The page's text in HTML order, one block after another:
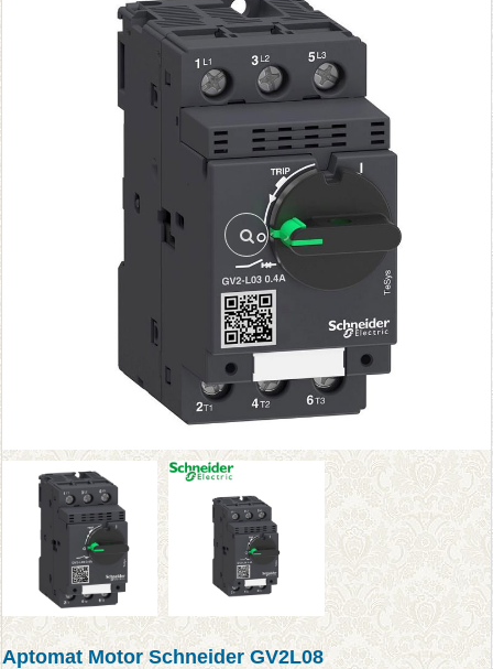
Aptomat Motor Schneider GV2L08